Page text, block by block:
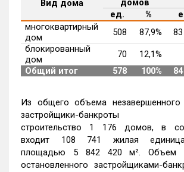
Вид дома
домов
ед.
%
многоквартирный
дом
508 87,9%
блокированный
дом
70 12,1%
Общий итог
578 100%
Из общего объема незавершенного
застройщики-банкроты
строительство 1 176 домов, в
входит 108 741 жилая единица
площадью 5 842 420 м². Объем
остановленного застройщиками-